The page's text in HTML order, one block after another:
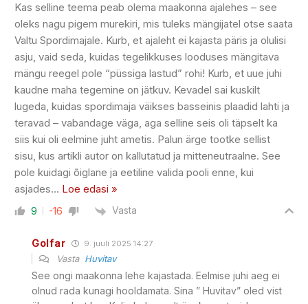
Kas selline teema peab olema maakonna ajalehes – see
oleks nagu pigem murekiri, mis tuleks mängijatel otse saata
Valtu Spordimajale. Kurb, et ajaleht ei kajasta päris ja olulisi
asju, vaid seda, kuidas tegelikkuses looduses mängitava
mängu reegel pole “püssiga lastud” rohi! Kurb, et uue juhi
kaudne maha tegemine on jätkuv. Kevadel sai kuskilt
lugeda, kuidas spordimaja väikses basseinis plaadid lahti ja
teravad – vabandage väga, aga selline seis oli täpselt ka
siis kui oli eelmine juht ametis. Palun ärge tootke sellist
sisu, kus artikli autor on kallutatud ja mitteneutraalne. See
pole kuidagi õiglane ja eetiline valida pooli enne, kui
asjades… Loe edasi »
9 -16 Vasta
Golfar 9. juuli 2025 14:27
Vasta Huvitav
See ongi maakonna lehe kajastada. Eelmise juhi aeg ei
olnud rada kunagi hooldamata. Sina ” Huvitav” oled vist